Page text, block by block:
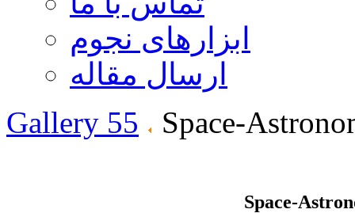
ابزارهای نجوم
ارسال مقاله
Gallery 55
Space-
Space-